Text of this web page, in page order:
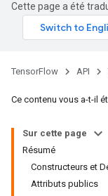
Cette page a été
TensorFlow API
Ce contenu vous a-t-il
Sur cette page
Résumé
Constructeurs et
Attributs publics